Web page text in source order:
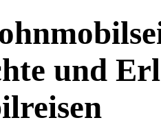
und